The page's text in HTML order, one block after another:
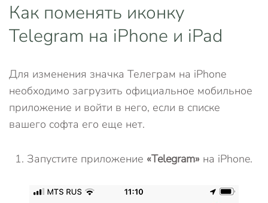
Как поменять иконку
Telegram на iPhone и iPad
Для изменения значка Телеграм на iPhone
необходимо загрузить официальное мобильное
приложение и войти в него, если в списке
вашего софта его еще нет.
Запустите приложение «Telegram» на iPhone.